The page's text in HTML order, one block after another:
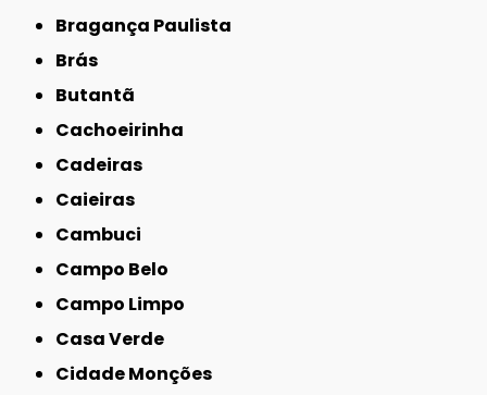
Bragança Paulista
Brás
Butantã
Cachoeirinha
Cadeiras
Caieiras
Cambuci
Campo Belo
Campo Limpo
Casa Verde
Cidade Monções